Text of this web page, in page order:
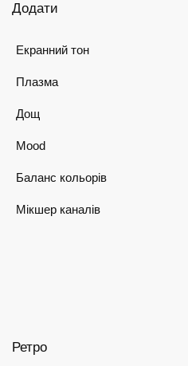
Додати
Екранний тон
Плазма
Дощ
Mood
Баланс кольорів
Мікшер каналів
Ретро